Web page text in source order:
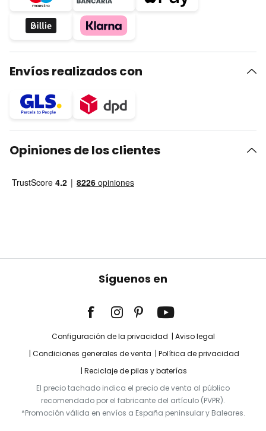
Envíos realizados con
Opiniones de los clientes
Síguenos en
Configuración de la privacidad
Aviso legal
Condiciones generales de venta
Política de privacidad
Reciclaje de pilas y baterías
El precio tachado indica el precio de venta al público
recomendado por el fabricante del artículo (PVPR).
*Promoción válida en envíos a España peninsular y Baleares.